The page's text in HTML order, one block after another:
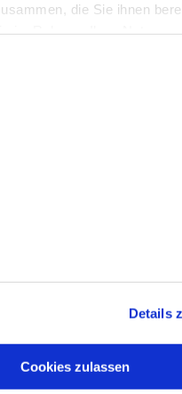
die Sie ihnen
Details
Cookies zulassen